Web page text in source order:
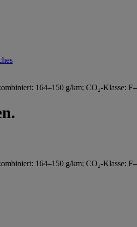
164–150 g/km; CO₂-Klasse:
164–150 g/km; CO₂-Klasse: